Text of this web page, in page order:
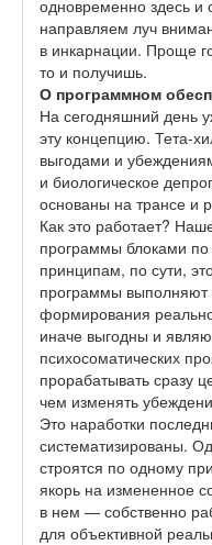
одновременно здесь и
направляем луч
в инкарнации. Проще
то и получишь.
О программном
На сегодняшний день
эту концепцию. Тета-
выгодами и
и биологическое
основаны на трансе и
Как это работает?
программы блоками
принципам, по сути,
программы
формирования
иначе выгодны и
психосоматических
прорабатывать сразу
чем изменять
Это наработки
систематизированы.
строятся по одному
якорь на измененное
в нем — собственно
для объективной